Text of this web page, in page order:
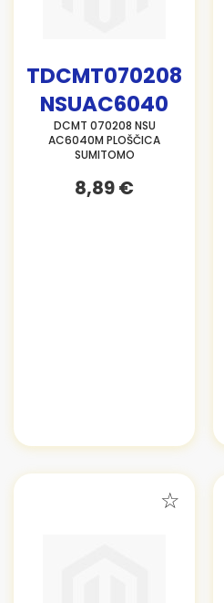
TDCMT070208
NSUAC6040
DCMT 070208 NSU
AC6040M PLOŠČICA
SUMITOMO
8,89 €